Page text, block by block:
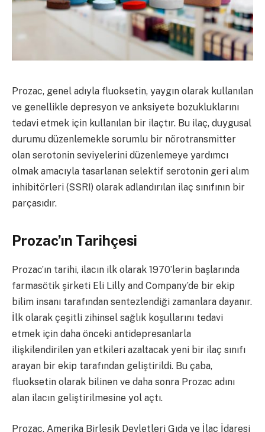
Prozac, genel adıyla fluoksetin, yaygın olarak kullanılan
ve genellikle depresyon ve anksiyete bozukluklarını
tedavi etmek için kullanılan bir ilaçtır. Bu ilaç, duygusal
durumu düzenlemekle sorumlu bir nörotransmitter
olan serotonin seviyelerini düzenlemeye yardımcı
olmak amacıyla tasarlanan selektif serotonin geri alım
inhibitörleri (SSRI) olarak adlandırılan ilaç sınıfının bir
parçasıdır.
Prozac’ın Tarihçesi
Prozac’ın tarihi, ilacın ilk olarak 1970’lerin başlarında
farmasötik şirketi Eli Lilly and Company’de bir ekip
bilim insanı tarafından sentezlendiği zamanlara dayanır.
İlk olarak çeşitli zihinsel sağlık koşullarını tedavi
etmek için daha önceki antidepresanlarla
ilişkilendirilen yan etkileri azaltacak yeni bir ilaç sınıfı
arayan bir ekip tarafından geliştirildi. Bu çaba,
fluoksetin olarak bilinen ve daha sonra Prozac adını
alan ilacın geliştirilmesine yol açtı.
Prozac, Amerika Birleşik Devletleri Gıda ve İlaç İdaresi